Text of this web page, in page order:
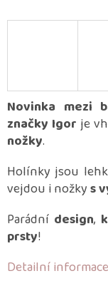
Novinka mezi
značky Igor je
nožky.
Holínky jsou
vejdou i nožkys
Parádní design,
prsty!
Detailní informace